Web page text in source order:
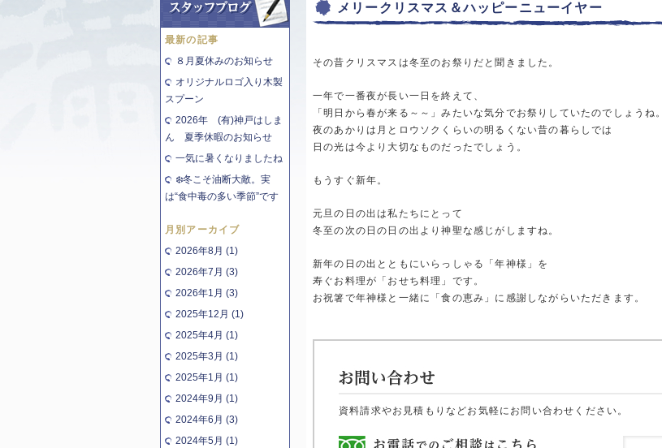
メリークリスマス＆ハッピーニューイヤー
その昔クリスマスは冬至のお祭りだと聞きました。
一年で一番夜が長い一日を終えて、
「明日から春が来る～～」みたいな気分でお祭りしていたのでしょうね。
夜のあかりは月とロウソクくらいの明るくない昔の暮らしでは
日の光は今より大切なものだったでしょう。
もうすぐ新年。
元旦の日の出は私たちにとって
冬至の次の日の日の出より神聖な感じがしますね。
新年の日の出とともにいらっしゃる「年神様」を
寿ぐお料理が「おせち料理」です。
お祝箸で年神様と一緒に「食の恵み」に感謝しながらいただきます。
資料請求やお見積もりなどお気軽にお問い合わせください。
最新の記事
８月夏休みのお知らせ
オリジナルロゴ入り木製
スプーン
2026年 (有)神戸はしま
ん 夏季休暇のお知らせ
一気に暑くなりましたね
❄️冬こそ油断大敵。実
は“食中毒の多い季節”です
月別アーカイブ
2026年8月 (1)
2026年7月 (3)
2026年1月 (3)
2025年12月 (1)
2025年4月 (1)
2025年3月 (1)
2025年1月 (1)
2024年9月 (1)
2024年6月 (3)
2024年5月 (1)